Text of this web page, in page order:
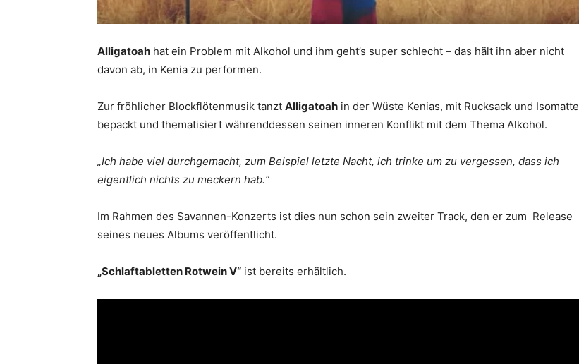
Alligatoah hat ein Problem mit Alkohol und ihm geht’s super schlecht – das hält ihn aber nicht
davon ab, in Kenia zu performen.
Zur fröhlicher Blockflötenmusik tanzt Alligatoah in der Wüste Kenias, mit Rucksack und Isomatte
bepackt und thematisiert währenddessen seinen inneren Konflikt mit dem Thema Alkohol.
„Ich habe viel durchgemacht, zum Beispiel letzte Nacht, ich trinke um zu vergessen, dass ich
eigentlich nichts zu meckern hab.“
Im Rahmen des Savannen-Konzerts ist dies nun schon sein zweiter Track, den er zum Release
seines neues Albums veröffentlicht.
„Schlaftabletten Rotwein V“ ist bereits erhältlich.